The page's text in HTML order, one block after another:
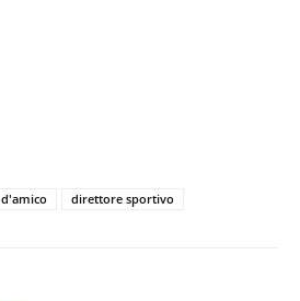
d'amico direttore sportivo